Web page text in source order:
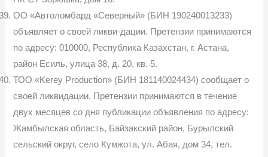
ОО «Автоломбард «Северный» (БИН 190240013233)
объявляет о своей ликви-дации. Претензии принимаются
по адресу: 010000, Республика Казахстан, г. Астана,
район Есиль, улица 38, д. 20, кв. 5.
ТОО «Kerey Production» (БИН 181140024434) сообщает о
своей ликвидации. Претензии принимаются в течение
двух месяцев со дня публикации объявления по адресу:
Жамбылская область, Байзакский район, Бурылский
сельский округ, село Кумжота, ул. Абая, дом 34, тел.